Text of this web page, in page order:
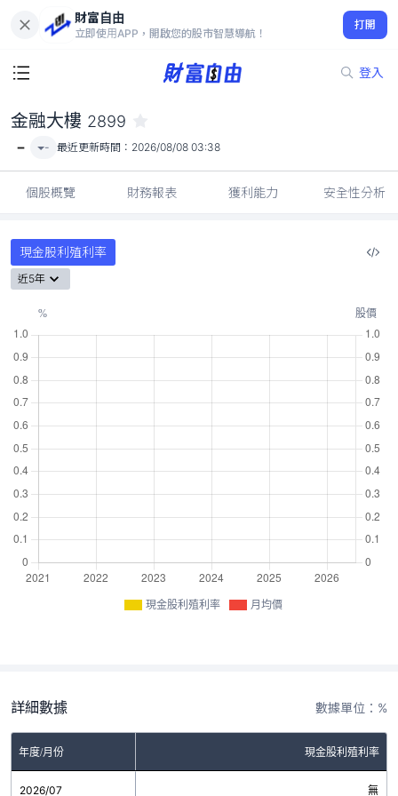
財富自由
立即使用APP，開啟您的股市智慧導航！
打開
登入
-
金融大樓 2899
- - 最近更新時間： 2026/08/08 03:38
個股概覽 財務報表 獲利能力 安全性分析
現金股利殖利率
近5年
現金股利殖利率 月均價
詳細數據 數據單位：%
年度/月份 現金股利殖利率
2026/07 無